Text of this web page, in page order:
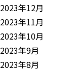
2023年12月
2023年11月
2023年10月
2023年9月
2023年8月